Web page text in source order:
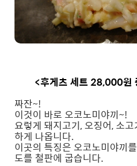
<후게츠 세트 28,000원
짜잔~!
이것이 바로 오코노미야끼~!
요렇게 돼지고기, 오징어, 소
하게 나옵니다.
이곳의 특징은 오코노미야끼
도를 철판에 굽습니다.